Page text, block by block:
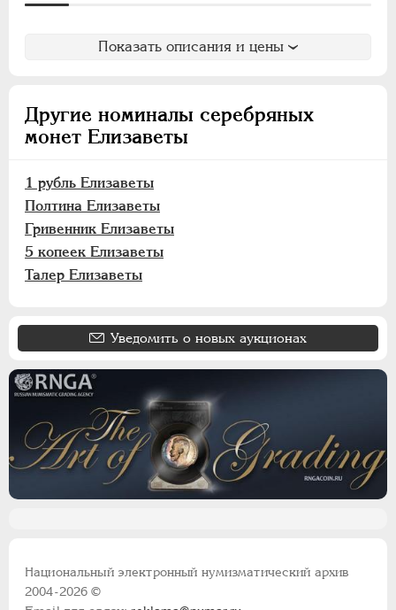
Показать описания и цены
Другие номиналы серебряных
монет Елизаветы
1 рубль Елизаветы
Полтина Елизаветы
Гривенник Елизаветы
5 копеек Елизаветы
Талер Елизаветы
Уведомить о новых аукционах
Национальный электронный нумизматический архив
2004-2026 ©